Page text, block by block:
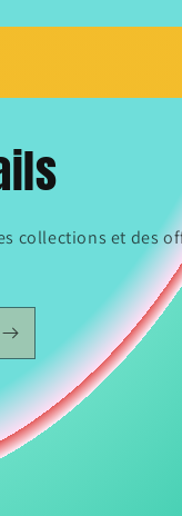
collections et des